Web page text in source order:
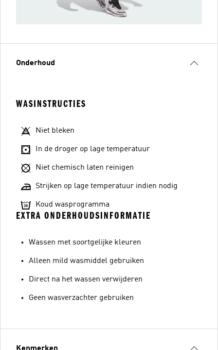
Onderhoud
WASINSTRUCTIES
Niet bleken
In de droger op lage temperatuur
Niet chemisch laten reinigen
Strijken op lage temperatuur indien nodig
Koud wasprogramma
EXTRA ONDERHOUDSINFORMATIE
Wassen met soortgelijke kleuren
Alleen mild wasmiddel gebruiken
Direct na het wassen verwijderen
Geen wasverzachter gebruiken